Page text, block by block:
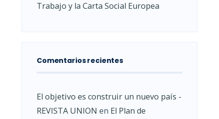
Trabajo y la Carta Social Europea
Comentarios recientes
El objetivo es construir un nuevo país -
REVISTA UNION en El Plan de